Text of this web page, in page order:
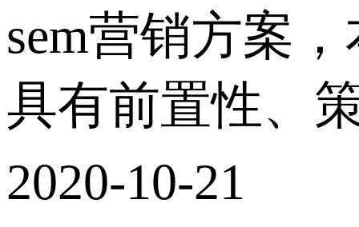
sem营销方案
具有前置性、
2020-10-21